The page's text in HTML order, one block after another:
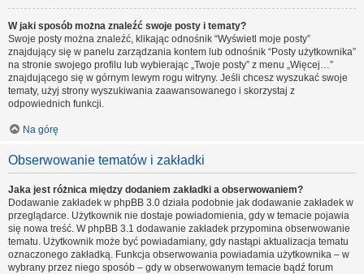
W jaki sposób można znaleźć swoje posty i tematy?
Swoje posty można znaleźć, klikając odnośnik “Wyświetl moje posty”
znajdujący się w panelu zarządzania kontem lub odnośnik “Posty użytkownika”
na stronie swojego profilu lub wybierając „Twoje posty” z menu „Więcej…”
znajdującego się w górnym lewym rogu witryny. Jeśli chcesz wyszukać swoje
tematy, użyj strony wyszukiwania zaawansowanego i skorzystaj z
odpowiednich funkcji.
Na górę
Obserwowanie tematów i zakładki
Jaka jest różnica między dodaniem zakładki a obserwowaniem?
Dodawanie zakładek w phpBB 3.0 działa podobnie jak dodawanie zakładek w
przeglądarce. Użytkownik nie dostaje powiadomienia, gdy w temacie pojawia
się nowa treść. W phpBB 3.1 dodawanie zakładek przypomina obserwowanie
tematu. Użytkownik może być powiadamiany, gdy nastąpi aktualizacja tematu
oznaczonego zakładką. Funkcja obserwowania powiadamia użytkownika – w
wybrany przez niego sposób – gdy w obserwowanym temacie bądź forum